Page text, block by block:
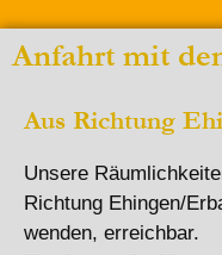
Anfahrt mit
Aus Richtung
Unsere
Richtung Ehingen/
wenden,